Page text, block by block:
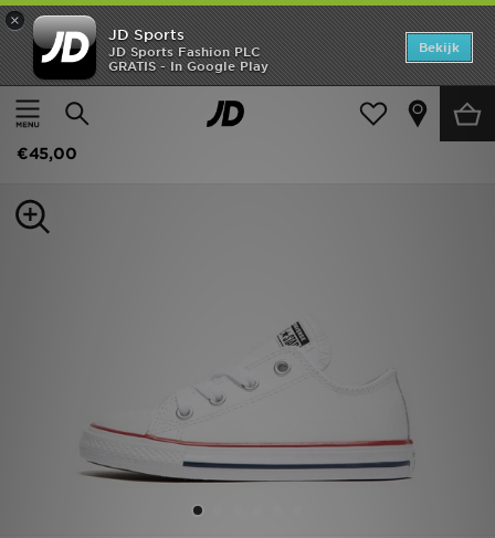
×
JD Sports
JD Sports Fashion PLC
GRATIS - In Google Play
Bekijk
Thuis
Kids Babyschoenen (Maten 16-27) Alle Sneakers
Converse All Star Leather Baby's
€45,00
Home
Offers
Dames